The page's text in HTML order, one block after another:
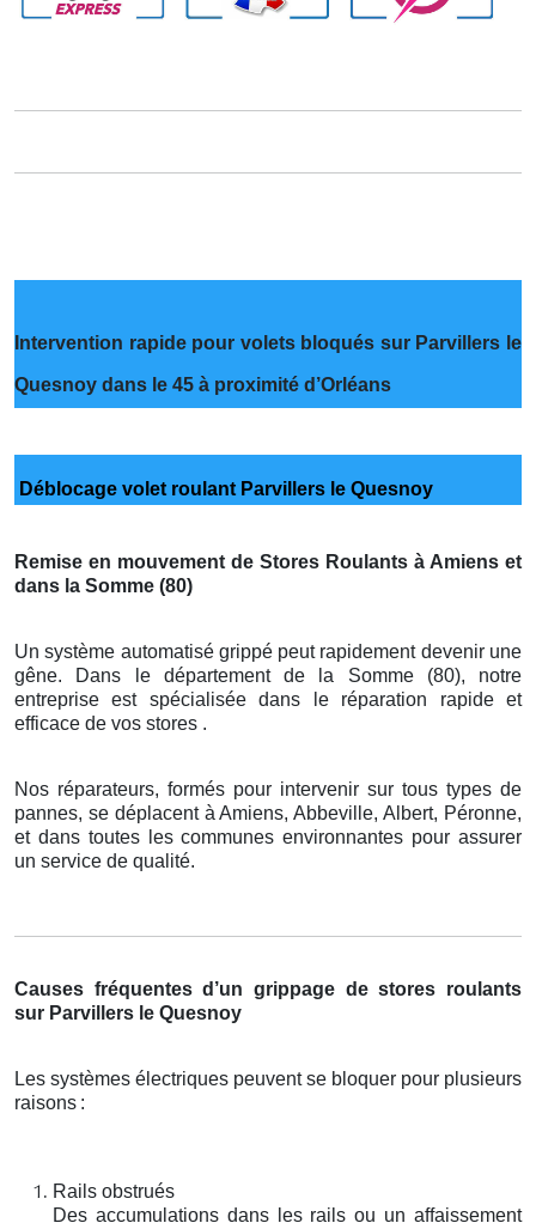
Intervention rapide pour volets bloqués sur Parvillers le
Quesnoy dans le 45 à proximité d’Orléans
Déblocage volet roulant Parvillers le Quesnoy
Remise en mouvement de Stores Roulants à Amiens et
dans la Somme (80)
Un système automatisé grippé peut rapidement devenir une
gêne. Dans le département de la Somme (80), notre
entreprise est spécialisée dans le réparation rapide et
efficace de vos stores .
Nos réparateurs, formés pour intervenir sur tous types de
pannes, se déplacent à Amiens, Abbeville, Albert, Péronne,
et dans toutes les communes environnantes pour assurer
un service de qualité.
Causes fréquentes d’un grippage de stores roulants
sur Parvillers le Quesnoy
Les systèmes électriques peuvent se bloquer pour plusieurs
raisons :
Rails obstrués
Des accumulations dans les rails ou un affaissement